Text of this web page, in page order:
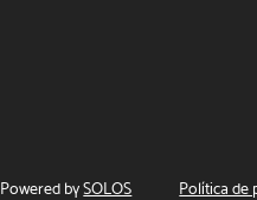
Powered bySOLOS Política de